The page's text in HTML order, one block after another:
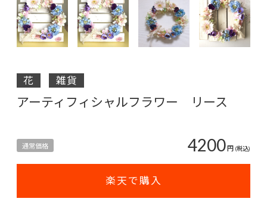
花 雑貨
アーティフィシャルフラワー リース
通常価格 4200 円 (税込)
楽天で購入